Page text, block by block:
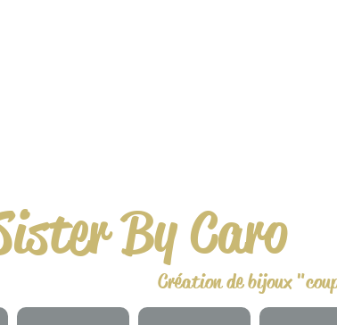
By Caro
Création de bijoux